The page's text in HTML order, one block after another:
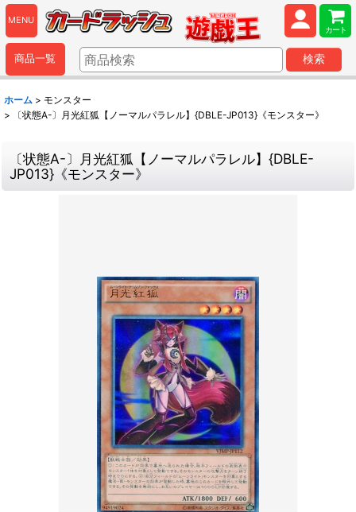
MENU
カート
商品一覧 検索
ホーム > モンスター
>
〔状態A-〕月光紅狐【ノーマルパラレル】{DBLE-JP013}《モンスター》
〔状態A-〕月光紅狐【ノーマルパラレル】{DBLE-
JP013}《モンスター》